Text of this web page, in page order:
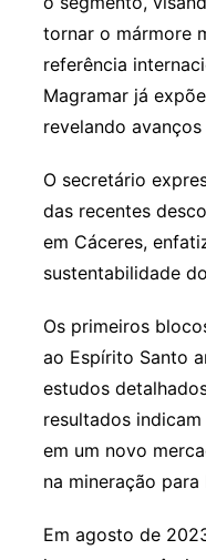
tornar o mármore
referência
Magramar já
revelando
O secretário
das recentes
em Cáceres,
sustentabilidade
Os primeiros
ao Espírito Santo
estudos
resultados
em um novo
na mineração para
Em agosto de